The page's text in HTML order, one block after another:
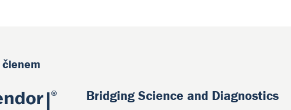
členem
Bridging Science and Diagnostics